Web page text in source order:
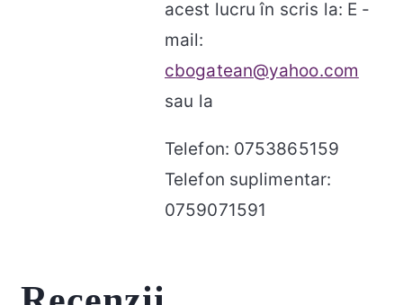
acest lucru în scris la: E -
mail:
cbogatean@yahoo.com
sau la
Telefon: 0753865159
Telefon suplimentar:
0759071591